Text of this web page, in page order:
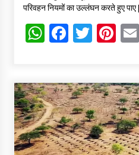
परिवहन नियमों का उल्लंघन करते हुए
WhatsApp
Facebook
Twitter